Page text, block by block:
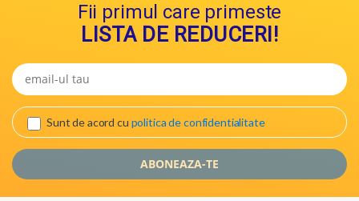
Fii primul care primeste
LISTA DE REDUCERI!
Sunt de acord cu politica de confidentialitate